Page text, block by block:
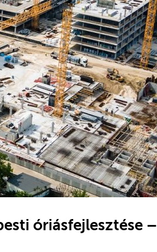
óriásfejlesztése –